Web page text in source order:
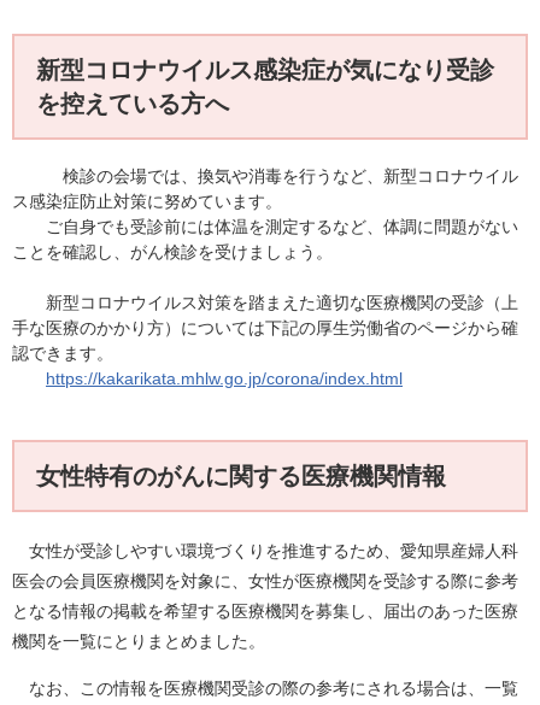
新型コロナウイルス感染症が気になり受診
を控えている方へ
検診の会場では、換気や消毒を行うなど、新型コロナウイル
ス感染症防止対策に努めています。
ご自身でも受診前には体温を測定するなど、体調に問題がない
ことを確認し、がん検診を受けましょう。
新型コロナウイルス対策を踏まえた適切な医療機関の受診（上
手な医療のかかり方）については下記の厚生労働省のページから確
認できます。
https://kakarikata.mhlw.go.jp/corona/index.html
女性特有のがんに関する医療機関情報
女性が受診しやすい環境づくりを推進するため、愛知県産婦人科
医会の会員医療機関を対象に、女性が医療機関を受診する際に参考
となる情報の掲載を希望する医療機関を募集し、届出のあった医療
機関を一覧にとりまとめました。
なお、この情報を医療機関受診の際の参考にされる場合は、一覧